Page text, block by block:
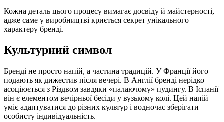
Кожна деталь цього процесу вимагає досвіду й майстерності,
адже саме у виробництві криється секрет унікального
характеру бренді.
Культурний символ
Бренді не просто напій, а частина традицій. У Франції його
подають як дижестив після вечері. В Англії бренді нерідко
асоціюється з Різдвом завдяки «палаючому» пудингу. В Іспанії
він є елементом вечірньої бесіди у вузькому колі. Цей напій
уміє адаптуватися до різних культур і водночас зберігати
особисту індивідуальність.